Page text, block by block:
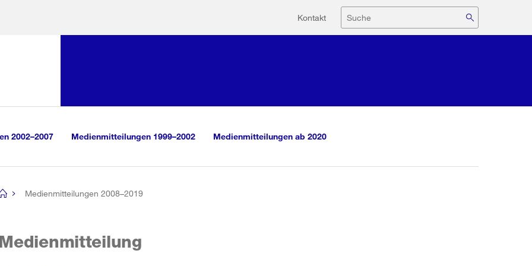
Hilfsnavigation
Kontakt Suche
2002–2007 Medienmitteilungen 1999–2002 Medienmitteilungen ab 2020
Medienmitteilungen 2008–2019